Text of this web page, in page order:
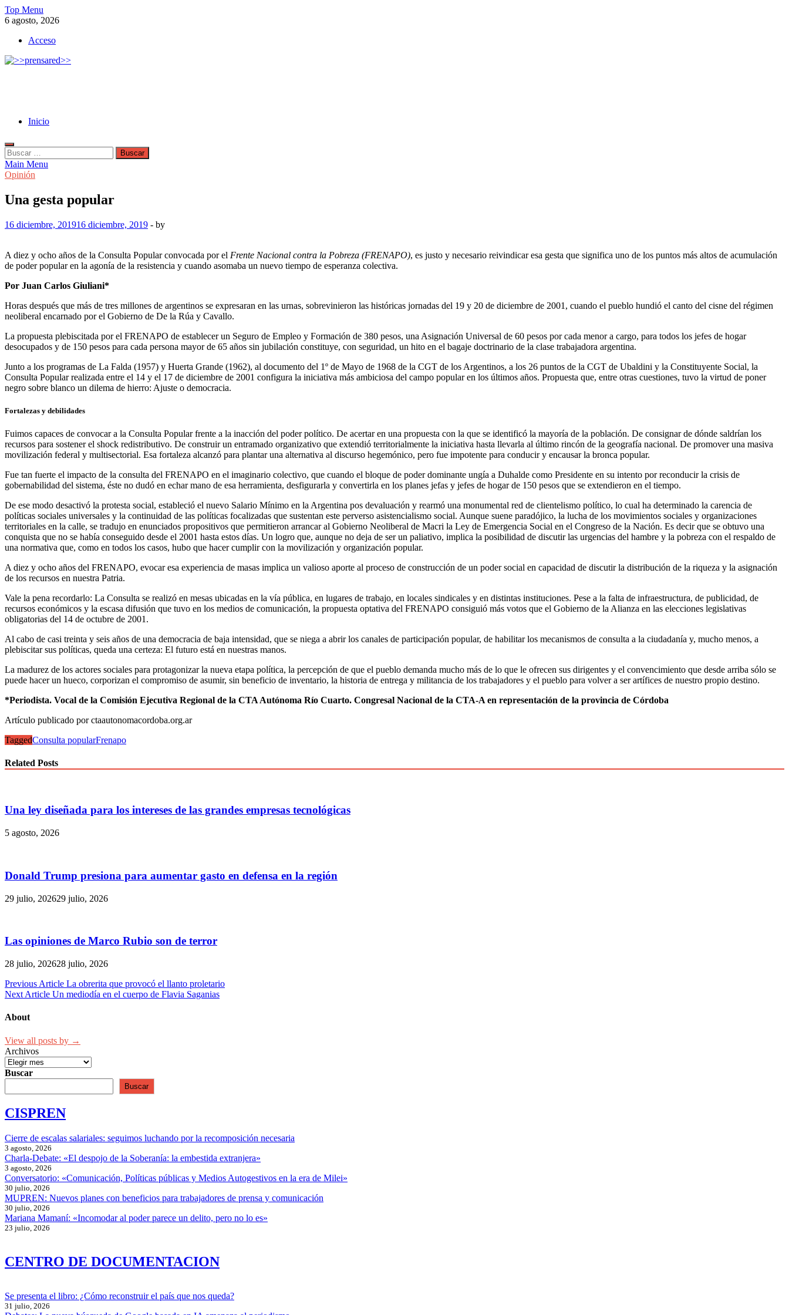
Skip
to
Top Menu
6 agosto, 2026
Acceso
Inicio
Buscar:
Main Menu
Opinión
Una gesta popular
16 diciembre, 201916 diciembre, 2019 - by
A diez y ocho años de la Consulta Popular convocada por el Frente Nacional contra la Pobreza (FRENAPO), es justo y necesario reivindicar esa gesta que significa uno de los puntos más altos de acumulación
de poder popular en la agonía de la resistencia y cuando asomaba un nuevo tiempo de esperanza colectiva.
Por Juan Carlos Giuliani*
Horas después que más de tres millones de argentinos se expresaran en las urnas, sobrevinieron las históricas jornadas del 19 y 20 de diciembre de 2001, cuando el pueblo hundió el canto del cisne del régimen
neoliberal encarnado por el Gobierno de De la Rúa y Cavallo.
La propuesta plebiscitada por el FRENAPO de establecer un Seguro de Empleo y Formación de 380 pesos, una Asignación Universal de 60 pesos por cada menor a cargo, para todos los jefes de hogar
desocupados y de 150 pesos para cada persona mayor de 65 años sin jubilación constituye, con seguridad, un hito en el bagaje doctrinario de la clase trabajadora argentina.
Junto a los programas de La Falda (1957) y Huerta Grande (1962), al documento del 1º de Mayo de 1968 de la CGT de los Argentinos, a los 26 puntos de la CGT de Ubaldini y la Constituyente Social, la
Consulta Popular realizada entre el 14 y el 17 de diciembre de 2001 configura la iniciativa más ambiciosa del campo popular en los últimos años. Propuesta que, entre otras cuestiones, tuvo la virtud de poner
negro sobre blanco un dilema de hierro: Ajuste o democracia.
Fortalezas y debilidades
Fuimos capaces de convocar a la Consulta Popular frente a la inacción del poder político. De acertar en una propuesta con la que se identificó la mayorí­a de la población. De consignar de dónde saldrían los
recursos para sostener el shock redistributivo. De construir un entramado organizativo que extendió territorialmente la iniciativa hasta llevarla al último rincón de la geografía nacional. De promover una masiva
movilización federal y multisectorial. Esa fortaleza alcanzó para plantar una alternativa al discurso hegemónico, pero fue impotente para conducir y encausar la bronca popular.
Fue tan fuerte el impacto de la consulta del FRENAPO en el imaginario colectivo, que cuando el bloque de poder dominante ungía a Duhalde como Presidente en su intento por reconducir la crisis de
gobernabilidad del sistema, éste no dudó en echar mano de esa herramienta, desfigurarla y convertirla en los planes jefas y jefes de hogar de 150 pesos que se extendieron en el tiempo.
De ese modo desactivó la protesta social, estableció el nuevo Salario Mí­nimo en la Argentina pos devaluación y rearmó una monumental red de clientelismo polí­tico, lo cual ha determinado la carencia de
políticas sociales universales y la continuidad de las polí­ticas focalizadas que sustentan este perverso asistencialismo social. Aunque suene paradójico, la lucha de los movimientos sociales y organizaciones
territoriales en la calle, se tradujo en enunciados propositivos que permitieron arrancar al Gobierno Neoliberal de Macri la Ley de Emergencia Social en el Congreso de la Nación. Es decir que se obtuvo una
conquista que no se había conseguido desde el 2001 hasta estos días. Un logro que, aunque no deja de ser un paliativo, implica la posibilidad de discutir las urgencias del hambre y la pobreza con el respaldo de
una normativa que, como en todos los casos, hubo que hacer cumplir con la movilización y organización popular.
A diez y ocho años del FRENAPO, evocar esa experiencia de masas implica un valioso aporte al proceso de construcción de un poder social en capacidad de discutir la distribución de la riqueza y la asignación
de los recursos en nuestra Patria.
Vale la pena recordarlo: La Consulta se realizó en mesas ubicadas en la ví­a pública, en lugares de trabajo, en locales sindicales y en distintas instituciones. Pese a la falta de infraestructura, de publicidad, de
recursos económicos y la escasa difusión que tuvo en los medios de comunicación, la propuesta optativa del FRENAPO consiguió más votos que el Gobierno de la Alianza en las elecciones legislativas
obligatorias del 14 de octubre de 2001.
Al cabo de casi treinta y seis años de una democracia de baja intensidad, que se niega a abrir los canales de participación popular, de habilitar los mecanismos de consulta a la ciudadanía y, mucho menos, a
plebiscitar sus políticas, queda una certeza: El futuro está en nuestras manos.
La madurez de los actores sociales para protagonizar la nueva etapa política, la percepción de que el pueblo demanda mucho más de lo que le ofrecen sus dirigentes y el convencimiento que desde arriba sólo se
puede hacer un hueco, corporizan el compromiso de asumir, sin beneficio de inventario, la historia de entrega y militancia de los trabajadores y el pueblo para volver a ser artífices de nuestro propio destino.
*Periodista. Vocal de la Comisión Ejecutiva Regional de la CTA Autónoma Río Cuarto. Congresal Nacional de la CTA-A en representación de la provincia de Córdoba
Artículo publicado por ctaautonomacordoba.org.ar
TaggedConsulta popularFrenapo
Related Posts
Una ley diseñada para los intereses de las grandes empresas tecnológicas
5 agosto, 2026
Donald Trump presiona para aumentar gasto en defensa en la región
29 julio, 202629 julio, 2026
Las opiniones de Marco Rubio son de terror
28 julio, 202628 julio, 2026
Navegación
de
entradas
Previous Article La obrerita que provocó el llanto proletario
Next Article Un mediodía en el cuerpo de Flavia Saganias
About
View all posts by →
Archivos
Buscar
Buscar
CISPREN
Cierre de escalas salariales: seguimos luchando por la recomposición necesaria
3 agosto, 2026
Charla-Debate: «El despojo de la Soberanía: la embestida extranjera»
3 agosto, 2026
Conversatorio: «Comunicación, Políticas públicas y Medios Autogestivos en la era de Milei»
30 julio, 2026
MUPREN: Nuevos planes con beneficios para trabajadores de prensa y comunicación
30 julio, 2026
Mariana Mamaní: «Incomodar al poder parece un delito, pero no lo es»
23 julio, 2026
CENTRO DE DOCUMENTACION
Se presenta el libro: ¿Cómo reconstruir el país que nos queda?
31 julio, 2026